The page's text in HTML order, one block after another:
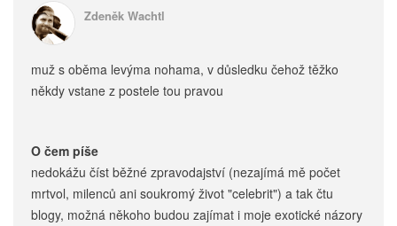
Zdeněk Wachtl
muž s oběma levýma nohama, v důsledku čehož těžko
někdy vstane z postele tou pravou
O čem píše
nedokážu číst běžné zpravodajství (nezajímá mě počet
mrtvol, milenců ani soukromý život "celebrit") a tak čtu
blogy, možná někoho budou zajímat i moje exotické názory